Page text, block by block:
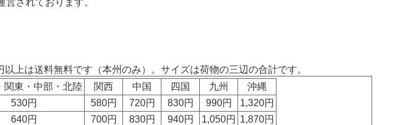
されております。
以上は送料無料です（本州のみ）。サイズは荷物の三辺の合計です。
関東・中部・北陸 関西 中国 四国 九州
沖縄
530円 580円 720円 830円 990円
1,320円
640円 700円 830円 940円 1,050円
1,870円